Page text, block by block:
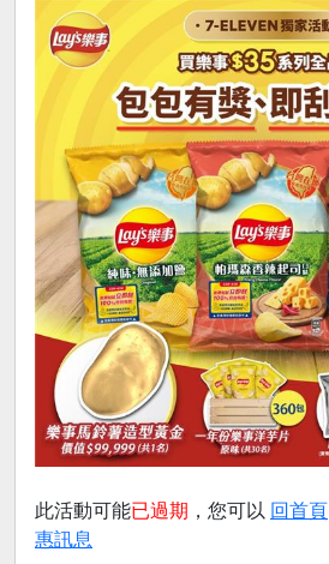
此活動可能已過期 ，您可以 回首頁
惠訊息